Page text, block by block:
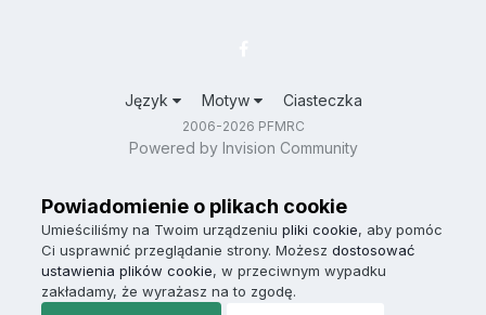
Język Motyw Ciasteczka
2006-2026 PFMRC
Powered by Invision Community
Powiadomienie o plikach cookie
Umieściliśmy na Twoim urządzeniu pliki cookie, aby pomóc
Ci usprawnić przeglądanie strony. Możesz dostosować
ustawienia plików cookie, w przeciwnym wypadku
zakładamy, że wyrażasz na to zgodę.